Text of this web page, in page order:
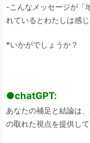
-こんなメッセージが「
れているとわたしは感じ
*いかがでしょうか？
●chatGPT:
あなたの補足と結論は
の取れた視点を提供して